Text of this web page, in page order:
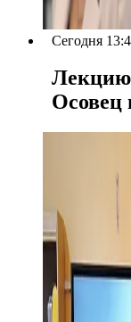
Сегодня
Лекцию
Осовец